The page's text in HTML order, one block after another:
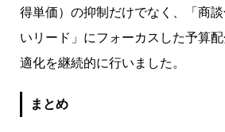
得単価）の抑制だけでなく、「商
いリード」にフォーカスした予算
適化を継続的に行いました。
まとめ